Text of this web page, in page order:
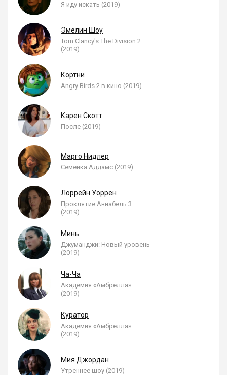
Я иду искать (2019)
Эмелин Шоу
Tom Clancy's The Division 2
(2019)
Кортни
Angry Birds 2 в кино (2019)
Карен Скотт
После (2019)
Марго Нидлер
Семейка Аддамс (2019)
Лоррейн Уоррен
Проклятие Аннабель 3
(2019)
Минь
Джуманджи: Новый уровень
(2019)
Ча-Ча
Академия «Амбрелла»
(2019)
Куратор
Академия «Амбрелла»
(2019)
Мия Джордан
Утреннее шоу (2019)